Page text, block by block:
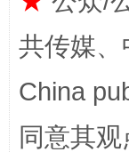
共传媒
China
同意其